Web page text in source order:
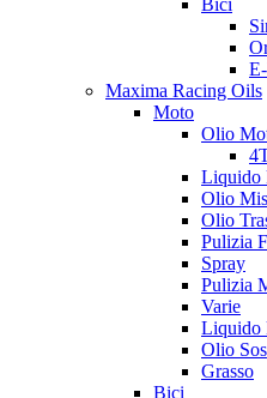
Bici
Maxima Racing Oils
Moto
Olio
Liquido
Olio
Olio
Pulizia
Spray
Pulizia
Varie
Liquido
Olio
Grasso
Bici